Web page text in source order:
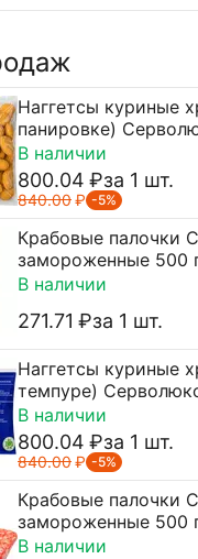
Наггетсы куриные
панировке)
В наличии
800.04 ₽за 1 шт.
840.00₽ -5%
Крабовые палочки
замороженные 500
Бремор
В наличии
271.71 ₽за 1 шт.
Наггетсы куриные
темпуре)
В наличии
800.04 ₽за 1 шт.
840.00₽ -5%
Крабовые палочки
замороженные 500
Бремор
В наличии